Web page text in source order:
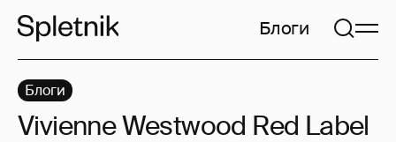
Блоги
Блоги
Vivienne Westwood Red Label